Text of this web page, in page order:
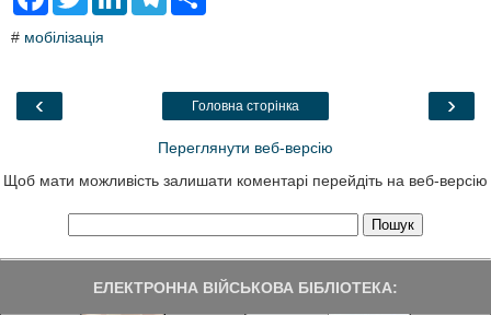
e
o
t
a
# мобілізація
‹ ›
Головна сторінка
Переглянути веб-версію
Щоб мати можливість залишати коментарі перейдіть на веб-версію
ЕЛЕКТРОННА ВІЙСЬКОВА БІБЛІОТЕКА: